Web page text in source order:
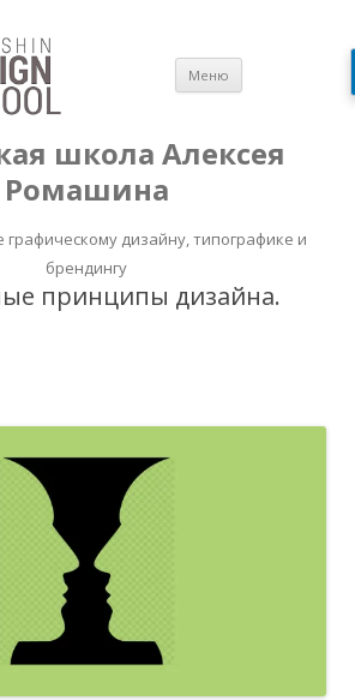
школа Алексея
Ромашина
дизайну, типографике и
брендингу
Меню
содержимому
принципы дизайна.